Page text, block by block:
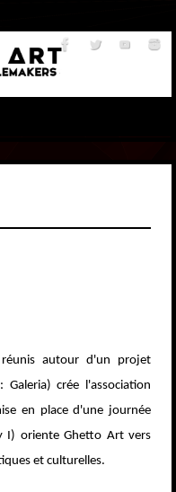
autour d'un projet
crée l'association
en place d'une journée
I) oriente Ghetto Art vers
et culturelles.